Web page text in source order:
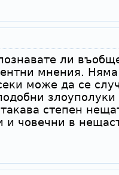
ли
мнения.
може да се
степен
и човечни в